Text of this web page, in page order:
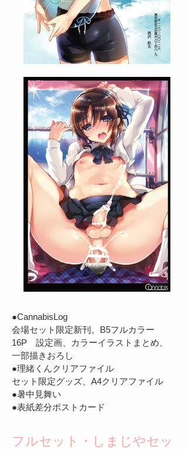
●CannabisLog
会場セット限定新刊。B5フルカラー
16P 設定画、カラーイラストまとめ、
一部描きおろし
●理緒くんクリアファイル
セット限定グッズ、A4クリアファイル
​●暑中見舞い
​●表紙差分ポストカード
フルセット・しまじやセッ